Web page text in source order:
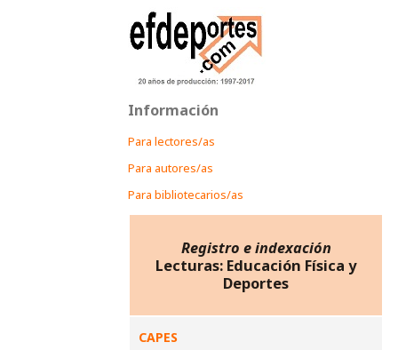
Información
Para lectores/as
Para autores/as
Para bibliotecarios/as
Registro e indexación
Lecturas: Educación Física y
Deportes
CAPES